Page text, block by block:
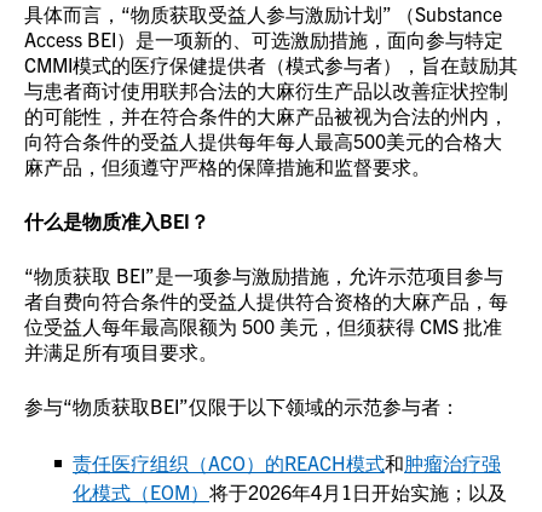
具体而言，“物质获取受益人参与激励计划” （Substance
Access BEI）是一项新的、可选激励措施，面向参与特定
CMMI模式的医疗保健提供者（模式参与者），旨在鼓励其
与患者商讨使用联邦合法的大麻衍生产品以改善症状控制
的可能性，并在符合条件的大麻产品被视为合法的州内，
向符合条件的受益人提供每年每人最高500美元的合格大
麻产品，但须遵守严格的保障措施和监督要求。
什么是物质准入BEI？
“物质获取 BEI”是一项参与激励措施，允许示范项目参与
者自费向符合条件的受益人提供符合资格的大麻产品，每
位受益人每年最高限额为 500 美元，但须获得 CMS 批准
并满足所有项目要求。
参与“物质获取BEI”仅限于以下领域的示范参与者：
责任医疗组织（ACO）的REACH模式和肿瘤治疗强
化模式（EOM） 将于2026年4月1日开始实施；以及